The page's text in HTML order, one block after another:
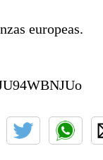
europeas.